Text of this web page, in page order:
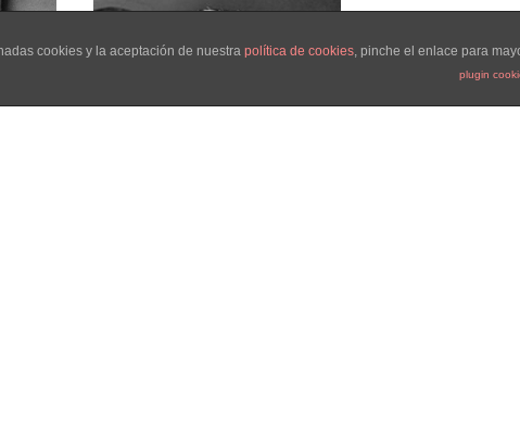
cookies y la aceptación de nuestra política de cookies, pinche el enlace para
plugin